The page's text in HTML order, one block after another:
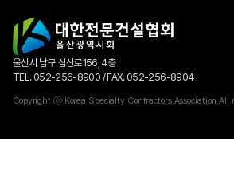
울산시 남구 삼산로156, 4층
TEL. 052-256-8900 / FAX. 052-256-8904
Copyright ⓒ Korea Specialty Contractors Association All